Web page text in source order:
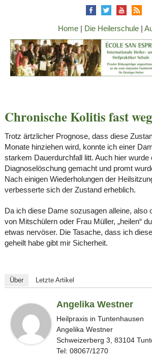
Home| Die Heilerschule|
Chronische Kolitis fast weg
Trotz ärtzlicher Prognose, dass diese
Monate hinziehen wird, konnte ich einer
starkem Dauerdurchfall litt. Auch hier wurde
Diagnoselöschung gemacht und promt
Nach einigen Wiederholungen der
verbesserte sich der Zustand erheblich.
Da ich diese Dame sozusagen alleine, also
von Mitschülern oder Frau Müller, „heilen“
etwas nervöser. Die Tasache, dass ich
geheilt habe gibt mir Sicherheit.
Über Letzte Artikel
Angelika Westner
Heilpraxis in Tuntenhausen
Angelika Westner
Schweizerberg 3, 83104
Tel: 08067/1270